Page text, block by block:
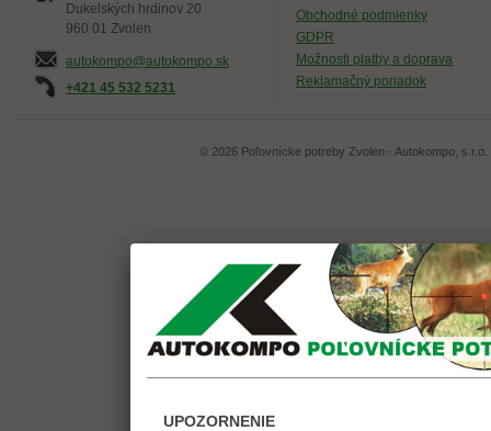
Dukelských hrdinov 20
960 01 Zvolen
autokompo@autokompo.sk
+421 45 532 5231
Obchodné podmienky
GDPR
Možnosti platby a doprava
Reklamačný poriadok
© 2026 Poľovnícke potreby Zvolen - Autokompo, s.r.o.
UPOZORNENIE